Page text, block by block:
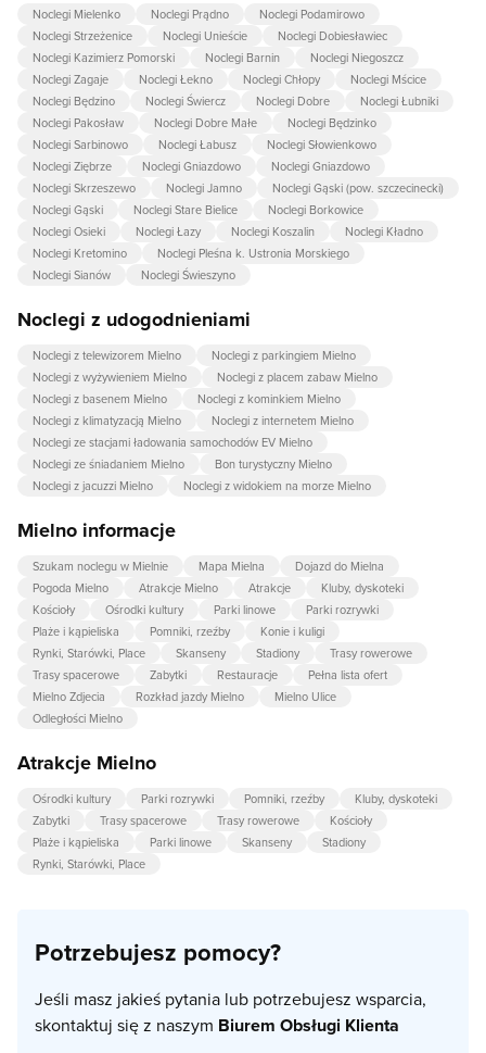
Noclegi Mielenko Noclegi Prądno
Noclegi Podamirowo
Noclegi Strzeżenice
Noclegi Unieście
Noclegi Dobiesławiec
Noclegi Kazimierz Pomorski
Noclegi Barnin
Noclegi Niegoszcz
Noclegi Zagaje
Noclegi Łekno Noclegi Chłopy
Noclegi Mścice
Noclegi Będzino
Noclegi Świercz Noclegi Dobre
Noclegi Łubniki
Noclegi Pakosław
Noclegi Dobre Małe
Noclegi Będzinko
Noclegi Sarbinowo
Noclegi Łabusz
Noclegi Słowienkowo
Noclegi Ziębrze
Noclegi Gniazdowo
Noclegi Gniazdowo
Noclegi Skrzeszewo
Noclegi Jamno
Noclegi Gąski (pow. szczecinecki)
Noclegi Gąski
Noclegi Stare Bielice
Noclegi Borkowice
Noclegi Osieki
Noclegi Łazy Noclegi Koszalin
Noclegi Kładno
Noclegi Kretomino
Noclegi Pleśna k. Ustronia Morskiego
Noclegi Sianów
Noclegi Świeszyno
Noclegi z udogodnieniami
Noclegi z telewizorem Mielno
Noclegi z parkingiem Mielno
Noclegi z wyżywieniem Mielno
Noclegi z placem zabaw Mielno
Noclegi z basenem Mielno
Noclegi z kominkiem Mielno
Noclegi z klimatyzacją Mielno
Noclegi z internetem Mielno
Noclegi ze stacjami ładowania samochodów EV Mielno
Noclegi ze śniadaniem Mielno
Bon turystyczny Mielno
Noclegi z jacuzzi Mielno
Noclegi z widokiem na morze Mielno
Mielno informacje
Szukam noclegu w Mielnie Mapa Mielna
Dojazd do Mielna
Pogoda Mielno
Atrakcje Mielno Atrakcje
Kluby, dyskoteki
Kościoły
Ośrodki kultury Parki linowe
Parki rozrywki
Plaże i kąpieliska
Pomniki, rzeźby
Konie i kuligi
Rynki, Starówki, Place
Skanseny Stadiony
Trasy rowerowe
Trasy spacerowe
Zabytki Restauracje
Pełna lista ofert
Mielno Zdjecia
Rozkład jazdy Mielno
Mielno Ulice
Odległości Mielno
Atrakcje Mielno
Ośrodki kultury Parki rozrywki Pomniki, rzeźby
Kluby, dyskoteki
Zabytki
Trasy spacerowe Trasy rowerowe
Kościoły
Plaże i kąpieliska
Parki linowe Skanseny
Stadiony
Rynki, Starówki, Place
Potrzebujesz pomocy?
Jeśli masz jakieś pytania lub potrzebujesz wsparcia,
skontaktuj się z naszym Biurem Obsługi Klienta